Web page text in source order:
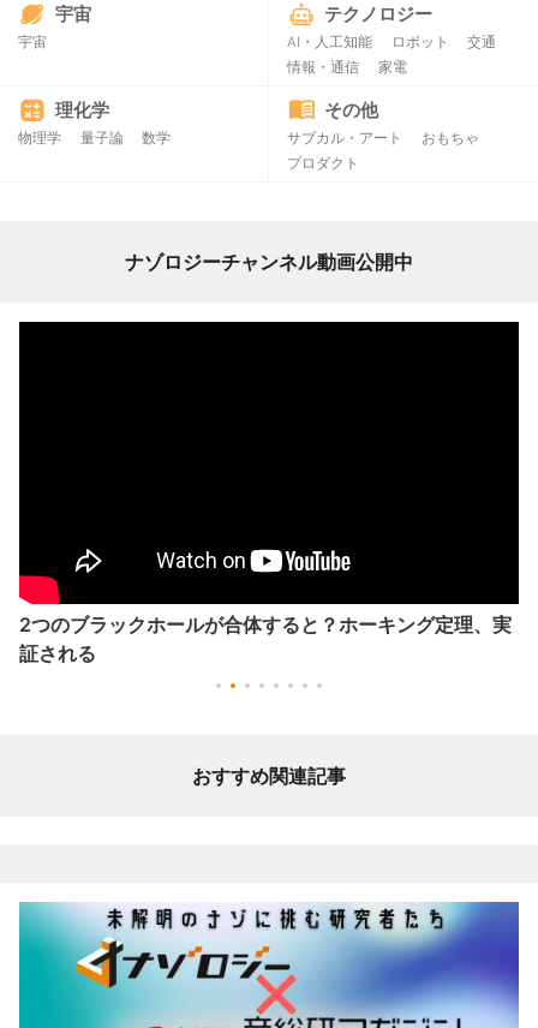
宇宙
宇宙
テクノロジー
AI・人工知能 ロボット
交通
情報・通信
家電
理化学
物理学 量子論 数学
その他
サブカル・アート
おもちゃ
プロダクト
ナゾロジーチャンネル動画公開中
2つのブラックホールが合体すると？ホーキング定理、実
証される
おすすめ関連記事